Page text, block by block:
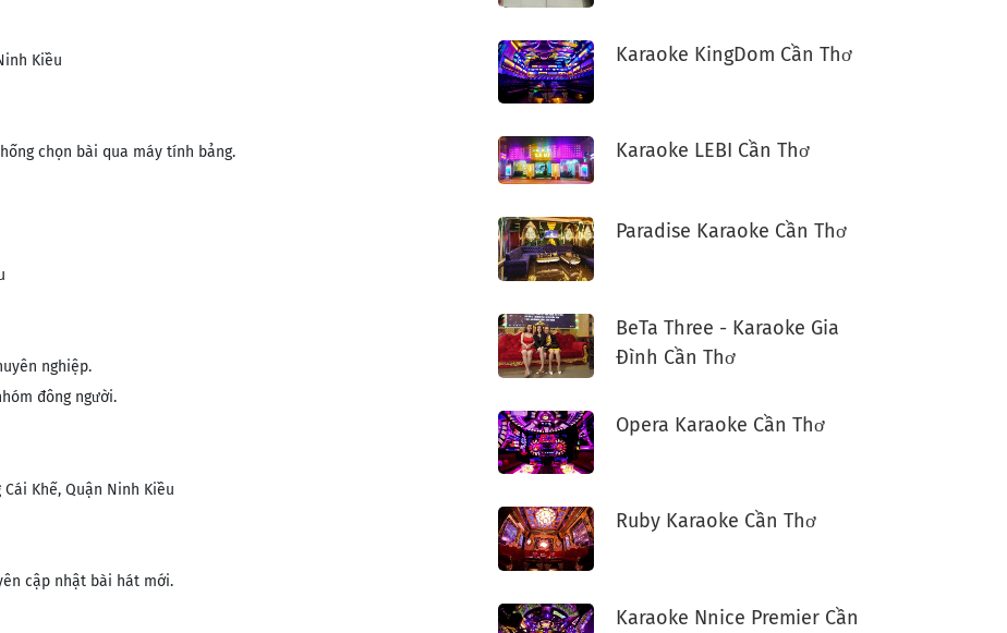
Kiều
chọn bài qua máy tính bảng.
nghiệp.
đông người​.
Khế, Quận Ninh Kiều
cập nhật bài hát mới.
Karaoke KingDom Cần Thơ
Karaoke LEBI Cần Thơ
Paradise Karaoke Cần Thơ
BeTa Three - Karaoke Gia
Đình Cần Thơ
Opera Karaoke Cần Thơ
Ruby Karaoke Cần Thơ
Karaoke Nnice Premier Cần